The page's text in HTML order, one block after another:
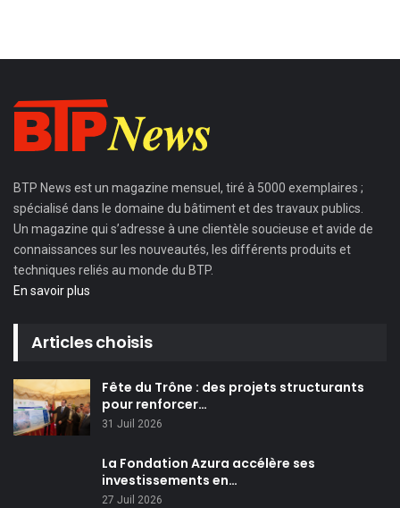
BTP News est un magazine mensuel, tiré à 5000 exemplaires ;
spécialisé dans le domaine du bâtiment et des travaux publics.
Un magazine qui s’adresse à une clientèle soucieuse et avide de
connaissances sur les nouveautés, les différents produits et
techniques reliés au monde du BTP.
En savoir plus
Articles choisis
Fête du Trône : des projets structurants
pour renforcer…
31 Juil 2026
La Fondation Azura accélère ses
investissements en…
27 Juil 2026